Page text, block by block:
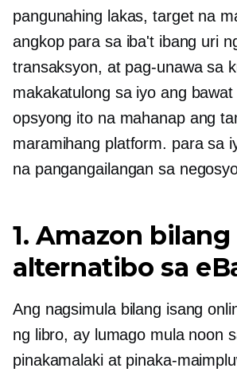
pangunahing lakas, target na
angkop para sa iba't ibang uri
transaksyon, at pag-unawa sa
makakatulong sa iyo ang
opsyong ito na mahanap ang
maramihang platform. para sa
na pangangailangan sa
1. Amazon bilang
alternatibo sa
Ang nagsimula bilang isang
ng libro, ay lumago mula noon
pinakamalaki at pinaka-